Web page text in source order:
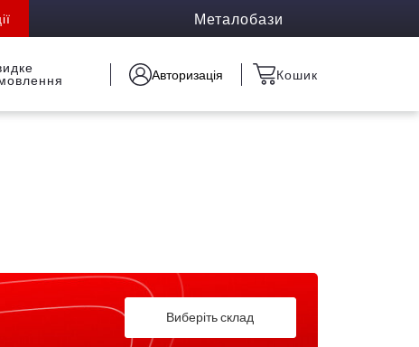
Металобази
Авторизація Кошик
Виберіть склад